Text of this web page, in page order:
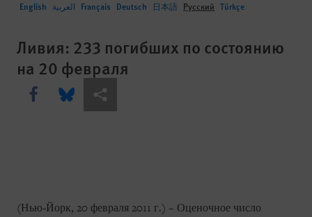
English العربية Français Deutsch 日本語 Русский Türkçe
Ливия: 233 погибших по состоянию
на 20 февраля
Share this via Facebook
Share this via Bluesky
Share this via Поделиться
(Нью-Йорк, 20 февраля 2011 г.) – Оценочное число